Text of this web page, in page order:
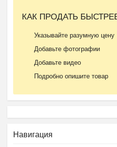
КАК ПРОДАТЬ
Указывайте разумную цену
Добавьте фотографии
Добавьте видео
Подробно опишите товар
Навигация